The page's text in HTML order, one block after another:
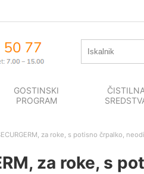
GOSTINSKI
PROGRAM
za roke, s potisno črpalko,
za roke, s